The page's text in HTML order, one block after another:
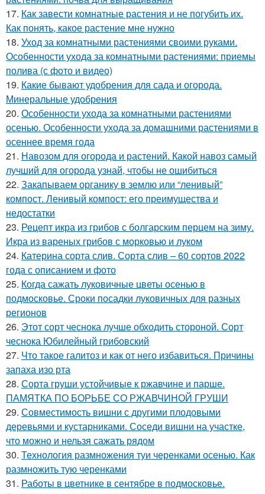
17. Как завести комнатные растения и не погубить их.
Как понять, какое растение мне нужно
18. Уход за комнатными растениями своими руками.
Особенности ухода за комнатными растениями: приемы
полива (с фото и видео)
19. Какие бывают удобрения для сада и огорода.
Минеральные удобрения
20. Особенности ухода за комнатными растениями
осенью. Особенности ухода за домашними растениями в
осеннее время года
21. Навозом для огорода и растений. Какой навоз самый
лучший для огорода узнай, чтобы не ошибиться
22. Закапываем органику в землю или “ленивый”
компост. Ленивый компост: его преимущества и
недостатки
23. Рецепт икра из грибов с болгарским перцем на зиму.
Икра из вареных грибов с морковью и луком
24. Катерина сорта слив. Сорта слив – 60 сортов 2022
года с описанием и фото
25. Когда сажать луковичные цветы осенью в
подмосковье. Сроки посадки луковичных для разных
регионов
26. Этот сорт чеснока лучше обходить стороной. Сорт
чеснока Юбилейный грибовский
27. Что такое галитоз и как от него избавиться. Причины
запаха изо рта
28. Сорта груши устойчивые к ржавчине и парше.
ПАМЯТКА ПО БОРЬБЕ СО РЖАВЧИНОЙ ГРУШИ
29. Совместимость вишни с другими плодовыми
деревьями и кустарниками. Соседи вишни на участке,
что можно и нельзя сажать рядом
30. Технология размножения туи черенками осенью. Как
размножить тую черенками
31. Работы в цветнике в сентябре в подмосковье.